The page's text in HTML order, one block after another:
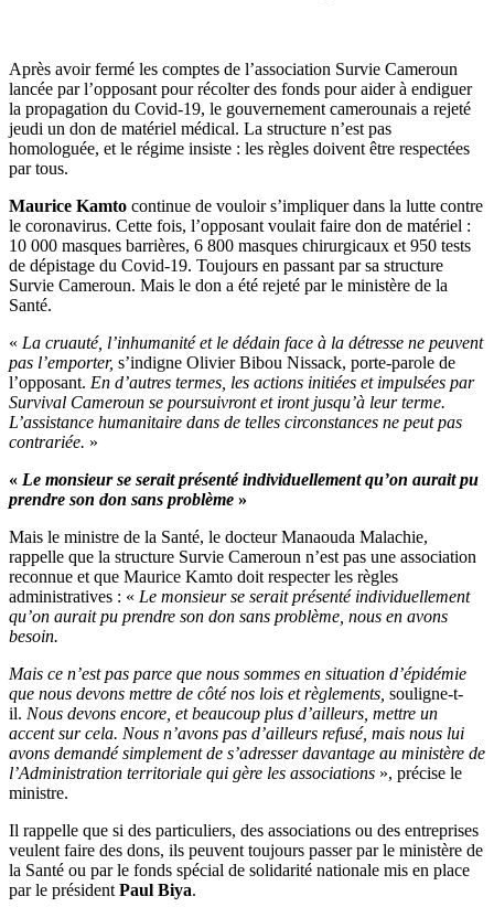
Après avoir fermé les comptes de l’association Survie Cameroun
lancée par l’opposant pour récolter des fonds pour aider à endiguer
la propagation du Covid-19, le gouvernement camerounais a rejeté
jeudi un don de matériel médical. La structure n’est pas
homologuée, et le régime insiste : les règles doivent être respectées
par tous.
Maurice Kamto continue de vouloir s’impliquer dans la lutte contre
le coronavirus. Cette fois, l’opposant voulait faire don de matériel :
10 000 masques barrières, 6 800 masques chirurgicaux et 950 tests
de dépistage du Covid-19. Toujours en passant par sa structure
Survie Cameroun. Mais le don a été rejeté par le ministère de la
Santé.
« La cruauté, l’inhumanité et le dédain face à la détresse ne peuvent
pas l’emporter, s’indigne Olivier Bibou Nissack, porte-parole de
l’opposant. En d’autres termes, les actions initiées et impulsées par
Survival Cameroun se poursuivront et iront jusqu’à leur terme.
L’assistance humanitaire dans de telles circonstances ne peut pas
contrariée. »
« Le monsieur se serait présenté individuellement qu’on aurait pu
prendre son don sans problème »
Mais le ministre de la Santé, le docteur Manaouda Malachie,
rappelle que la structure Survie Cameroun n’est pas une association
reconnue et que Maurice Kamto doit respecter les règles
administratives : « Le monsieur se serait présenté individuellement
qu’on aurait pu prendre son don sans problème, nous en avons
besoin.
Mais ce n’est pas parce que nous sommes en situation d’épidémie
que nous devons mettre de côté nos lois et règlements, souligne-t-
il. Nous devons encore, et beaucoup plus d’ailleurs, mettre un
accent sur cela. Nous n’avons pas d’ailleurs refusé, mais nous lui
avons demandé simplement de s’adresser davantage au ministère de
l’Administration territoriale qui gère les associations », précise le
ministre.
Il rappelle que si des particuliers, des associations ou des entreprises
veulent faire des dons, ils peuvent toujours passer par le ministère de
la Santé ou par le fonds spécial de solidarité nationale mis en place
par le président Paul Biya.